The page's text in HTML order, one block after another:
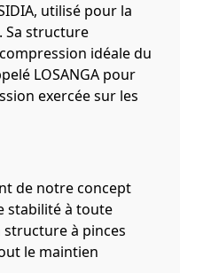
utilisé pour la
Sa structure
idéale du
LOSANGA pour
exercée sur les
de notre concept
stabilité à toute
structure à pinces
le maintien